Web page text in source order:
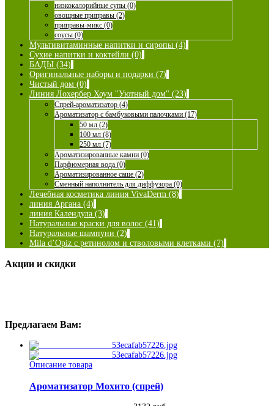
низкокалорийные супы (0)
овощные приправы (2)
приправы-микс (0)
соусы (0)
Мультивитаминные напитки и сиропы (4)
Сухие напитки и коктейли (0)
БАДЫ (34)
Оригинальные наборы и подарки (7)
Чистый дом (0)
Линия Лохербер Хоум "Уютный дом" (23)
Спрей-ароматизатор (4)
Ароматизатор с бамбуковыми палочками (17)
50 мл (2)
100 мл (8)
250 мл (7)
Ароматизированные камни (0)
Парфюмерная вода (0)
Ароматизированное саше (2)
Сменный наполнитель для диффузора (0)
Лечебная косметика линия VivaDerm (8)
линия Аргана (4)
линия Календула (3)
Натуральные краски для волос (41)
Натуральные шампуни (2)
Mila d’Opiz с ретинолом и стволовыми клетками (7)
Акции и скидки
Предлагаем Вам:
Описание товара
Ароматизатор Мохито (спрей)